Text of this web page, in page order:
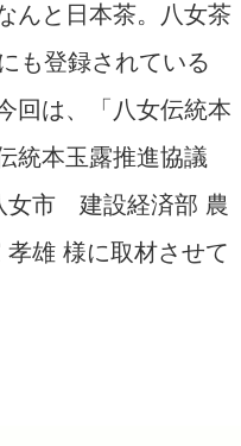
んと日本茶。八女茶
も登録されている
回は、「八女伝統本
統本玉露推進協議
市 建設経済部 農
雄 様に取材させて